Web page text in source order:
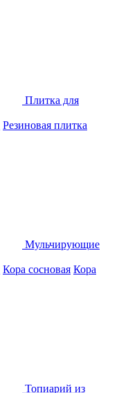
Плитка для
Резиновая плитка
Мульчирующие
Кора сосновая Кора
Топиарий из